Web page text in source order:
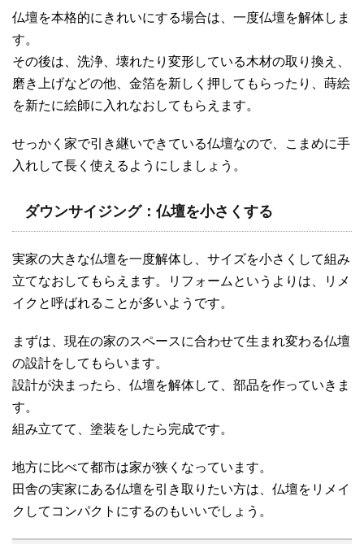
仏壇を本格的にきれいにする場合は、一度仏壇を解体しま
す。
その後は、洗浄、壊れたり変形している木材の取り換え、
磨き上げなどの他、金箔を新しく押してもらったり、蒔絵
を新たに絵師に入れなおしてもらえます。
せっかく家で引き継いできている仏壇なので、こまめに手
入れして長く使えるようにしましょう。
ダウンサイジング：仏壇を小さくする
実家の大きな仏壇を一度解体し、サイズを小さくして組み
立てなおしてもらえます。リフォームというよりは、リメ
イクと呼ばれることが多いようです。
まずは、現在の家のスペースに合わせて生まれ変わる仏壇
の設計をしてもらいます。
設計が決まったら、仏壇を解体して、部品を作っていきま
す。
組み立てて、塗装をしたら完成です。
地方に比べて都市は家が狭くなっています。
田舎の実家にある仏壇を引き取りたい方は、仏壇をリメイ
クしてコンパクトにするのもいいでしょう。